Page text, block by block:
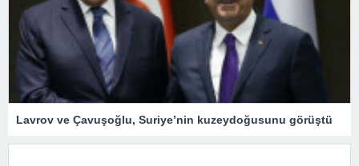
Lavrov ve Çavuşoğlu, Suriye’nin kuzeydoğusunu görüştü